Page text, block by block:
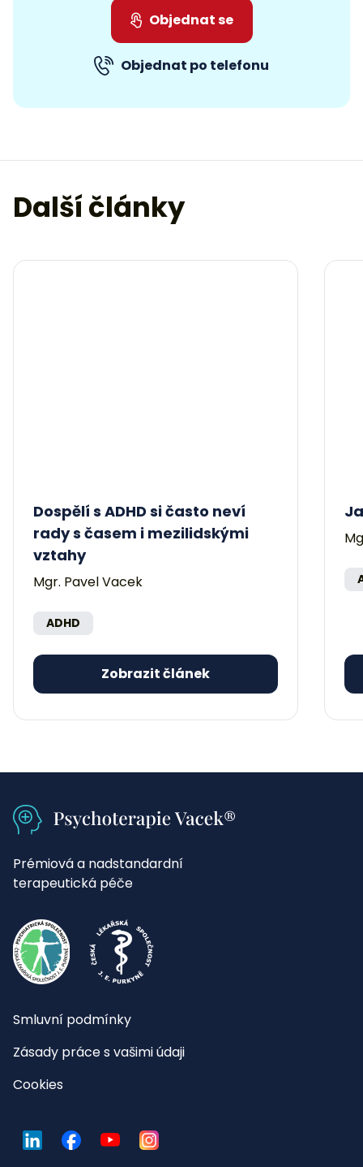
Objednat se
Objednat po telefonu
Další články
Dospělí s ADHD si často neví
rady s časem i mezilidskými
vztahy
Mgr. Pavel Vacek
ADHD
Zobrazit článek
Prémiová a nadstandardní
terapeutická péče
Smluvní podmínky
Zásady práce s vašimi údaji
Cookies
LinkedInFacebookYouTubeInstagram